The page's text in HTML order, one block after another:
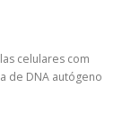
celulares com
de DNA autógeno